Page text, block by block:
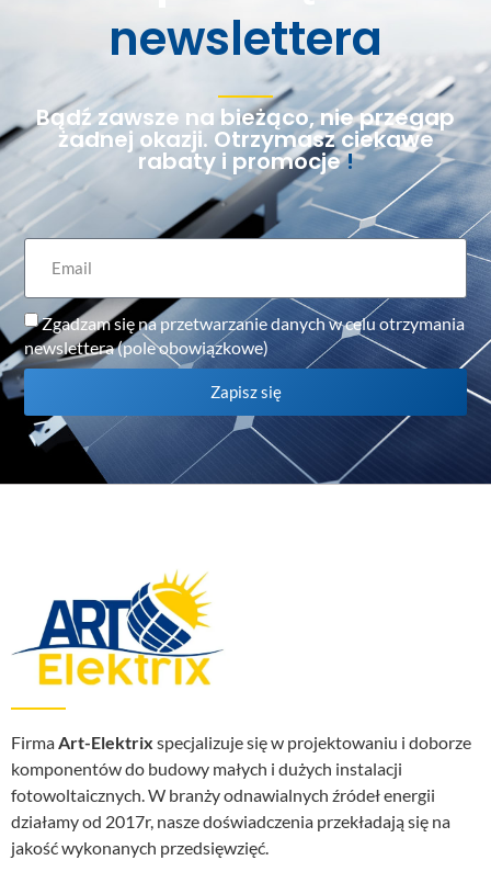
newslettera
Bądź zawsze na bieżąco, nie przegap
żadnej okazji. Otrzymasz ciekawe
rabaty i promocje!
Zgadzam się na przetwarzanie danych w celu otrzymania
newslettera (pole obowiązkowe)
Zapisz się
FirmaArt-Elektrix specjalizuje się w projektowaniu i doborze
komponentów do budowy małych i dużych instalacji
fotowoltaicznych. W branży odnawialnych źródeł energii
działamy od 2017r, nasze doświadczenia przekładają się na
jakość wykonanych przedsięwzięć.